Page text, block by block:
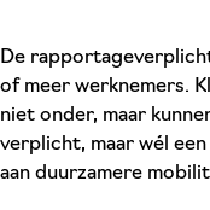
De
of meer werknemers.
niet onder, maar
verplicht, maar wél
aan duurzamere